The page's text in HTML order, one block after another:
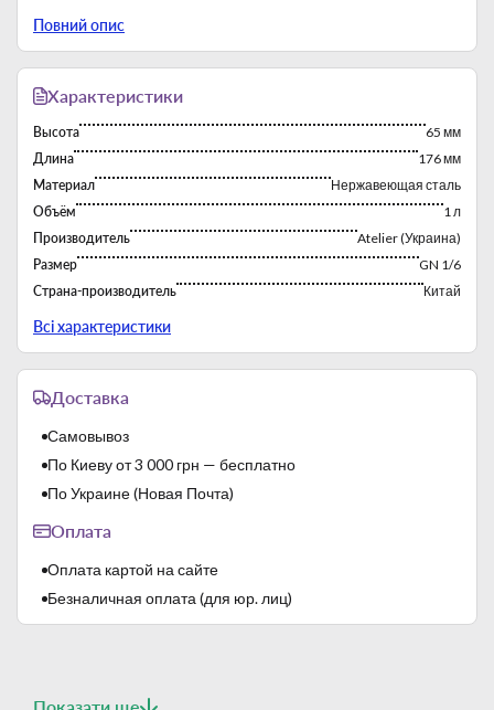
изготовлены из нержавеющей стали;
толщина металла от 0,7 мм;
высокая стойкость к перепаду температур: от 40°
до +300°C;
возможность штабелирования гастроемкостей.
Благодаря широкому разнообразию и высоким стандартам
качества каждый найдет для себя идеальный вариант.
Присоединяйтесь и выбирайте практичность по
справедливой цене.
Повний опис
Характеристики
Высота
65 мм
Длина
176 мм
Материал
Нержавеющая сталь
Объём
1 л
Производитель
Atelier (Украина)
Размер
GN 1/6
Страна-производитель
Китай
Ширина
Всі характеристики
Доставка
Самовывоз
По Киеву от 3 000 грн — бесплатно
По Украине (Новая Почта)
Оплата
Оплата картой на сайте
Безналичная оплата (для юр. лиц)